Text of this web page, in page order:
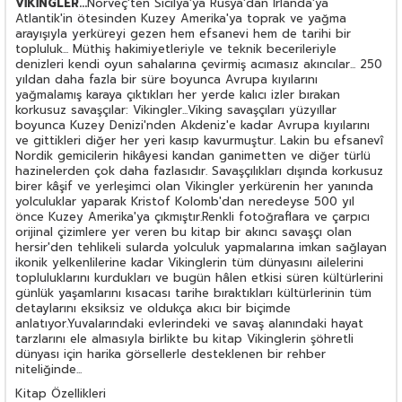
Atlantik'in ötesinden Kuzey Amerika'ya toprak ve yağma
arayışıyla yerküreyi gezen hem efsanevi hem de tarihi bir
topluluk... Müthiş hakimiyetleriyle ve teknik becerileriyle
denizleri kendi oyun sahalarına çevirmiş acımasız akıncılar... 250
yıldan daha fazla bir süre boyunca Avrupa kıyılarını
yağmalamış karaya çıktıkları her yerde kalıcı izler bırakan
korkusuz savaşçılar: Vikingler...Viking savaşçıları yüzyıllar
boyunca Kuzey Denizi'nden Akdeniz'e kadar Avrupa kıyılarını
ve gittikleri diğer her yeri kasıp kavurmuştur. Lakin bu efsanevî
Nordik gemicilerin hikâyesi kandan ganimetten ve diğer türlü
hazinelerden çok daha fazlasıdır. Savaşçılıkları dışında korkusuz
birer kâşif ve yerleşimci olan Vikingler yerkürenin her yanında
yolculuklar yaparak Kristof Kolomb'dan neredeyse 500 yıl
önce Kuzey Amerika'ya çıkmıştır.Renkli fotoğraflara ve çarpıcı
orijinal çizimlere yer veren bu kitap bir akıncı savaşçı olan
hersir'den tehlikeli sularda yolculuk yapmalarına imkan sağlayan
ikonik yelkenlilerine kadar Vikinglerin tüm dünyasını ailelerini
topluluklarını kurdukları ve bugün hâlen etkisi süren kültürlerini
günlük yaşamlarını kısacası tarihe bıraktıkları kültürlerinin tüm
detaylarını eksiksiz ve oldukça akıcı bir biçimde
anlatıyor.Yuvalarındaki evlerindeki ve savaş alanındaki hayat
tarzlarını ele almasıyla birlikte bu kitap Vikinglerin şöhretli
dünyası için harika görsellerle desteklenen bir rehber
niteliğinde...
Kitap Özellikleri